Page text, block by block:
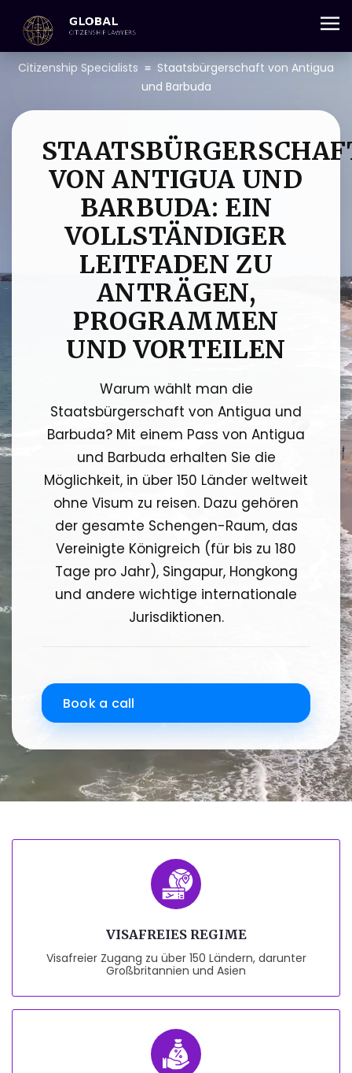
+357 25 059 684
Citizenship Specialists ≡ Staatsbürgerschaft von Antigua
und Barbuda
VON ANTIGUA UND
BARBUDA: EIN
VOLLSTÄNDIGER
LEITFADEN ZU
ANTRÄGEN,
PROGRAMMEN
UND VORTEILEN
Warum wählt man die
Staatsbürgerschaft von Antigua und
Barbuda? Mit einem Pass von Antigua
und Barbuda erhalten Sie die
Möglichkeit, in über 150 Länder weltweit
ohne Visum zu reisen. Dazu gehören
der gesamte Schengen-Raum, das
Vereinigte Königreich (für bis zu 180
Tage pro Jahr), Singapur, Hongkong
und andere wichtige internationale
Jurisdiktionen.
Book a call
VISAFREIES REGIME
Visafreier Zugang zu über 150 Ländern, darunter
Großbritannien und Asien